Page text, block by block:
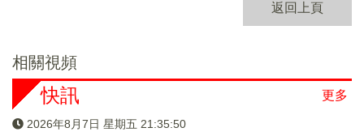
返回上頁
相關視頻
更多
快訊
2026年8月7日 星期五 21:35:50